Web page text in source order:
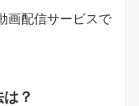
画配信サービスで
？